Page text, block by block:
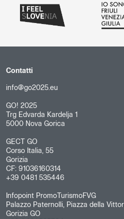
Contatti
info@go2025.eu
GO! 2025
Trg Edvarda Kardelja 1
5000 Nova Gorica
GECT GO
Corso Italia, 55
Gorizia
CF: 91036160314
+39 0481 535446
Infopoint PromoTurismoFVG
Palazzo Paternolli, Piazza della
Gorizia GO